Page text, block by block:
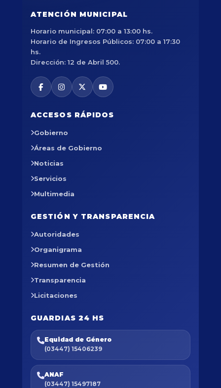
ATENCIÓN MUNICIPAL
Horario municipal: 07:00 a 13:00 hs.
Horario de Ingresos Públicos: 07:00 a 17:30
hs.
Dirección: 12 de Abril 500.
ACCESOS RÁPIDOS
Gobierno
Áreas de Gobierno
Noticias
Servicios
Multimedia
GESTIÓN Y TRANSPARENCIA
Autoridades
Organigrama
Resumen de Gestión
Transparencia
Licitaciones
GUARDIAS 24 HS
Equidad de Género
(03447) 15406239
ANAF
(03447) 15497187